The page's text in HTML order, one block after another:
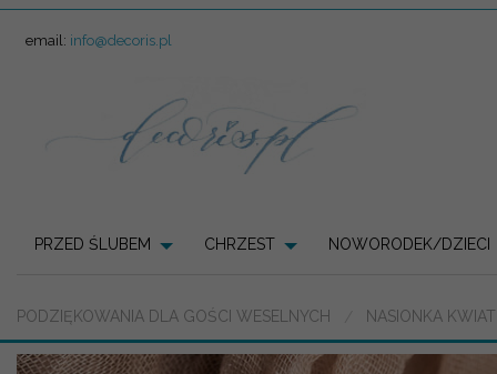
email: info@decoris.pl
PRZED ŚLUBEM CHRZEST NOWORODEK/DZIECI
PODZIĘKOWANIA DLA GOŚCI WESELNYCH NASIONKA